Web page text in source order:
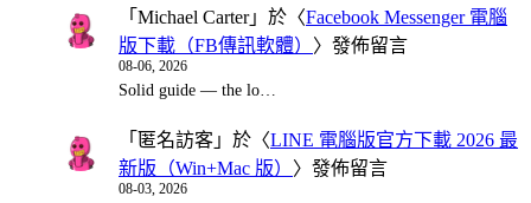
「 Michael Carter」於〈Facebook Messenger 電腦
版下載（FB傳訊軟體） 〉發佈留言
08-06, 2026
Solid guide — the lo…
「 匿名訪客 」於〈LINE 電腦版官方下載 2026 最
新版（Win+Mac 版） 〉發佈留言
08-03, 2026